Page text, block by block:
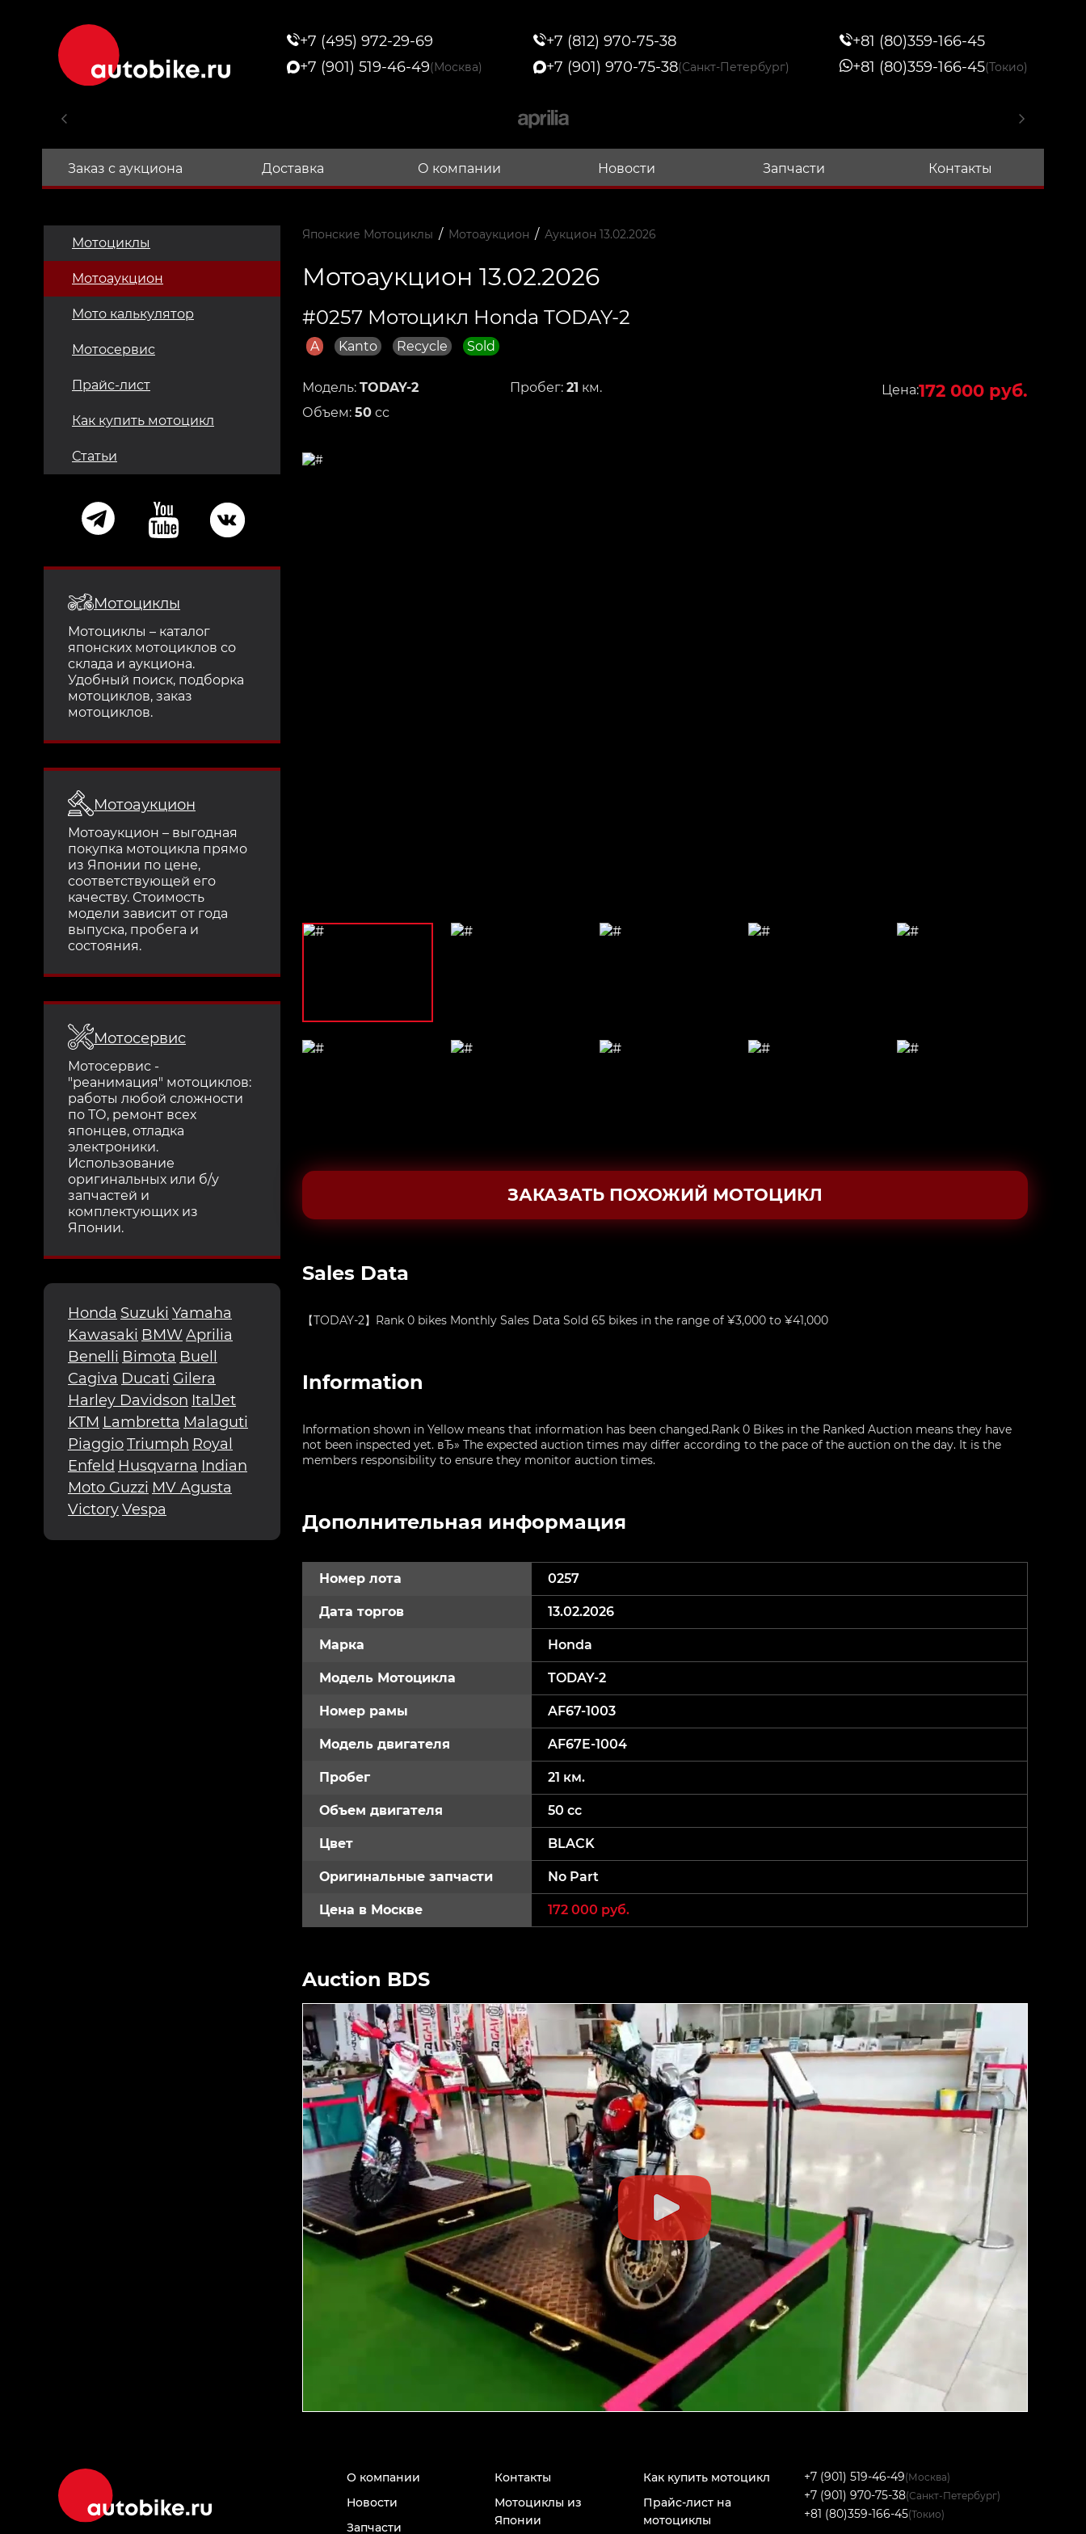
+7 (495) 972-29-69
+7 (901) 519-46-49(Москва)
+7 (812) 970-75-38
+7 (901) 970-75-38(Санкт-Петербург)
+81 (80)359-166-45
+81 (80)359-166-45(Токио)
Заказ с аукциона Доставка О компании Новости Запчасти Контакты
Мотоциклы
Мотоаукцион
Мото калькулятор
Мотосервис
Прайс-лист
Как купить мотоцикл
Статьи
Мотоциклы
Мотоциклы – каталог
японских мотоциклов со
склада и аукциона.
Удобный поиск, подборка
мотоциклов, заказ
мотоциклов.
Мотоаукцион
Мотоаукцион – выгодная
покупка мотоцикла прямо
из Японии по цене,
соответствующей его
качеству. Стоимость
модели зависит от года
выпуска, пробега и
состояния.
Мотосервис
Мотосервис -
"реанимация" мотоциклов:
работы любой сложности
по ТО, ремонт всех
японцев, отладка
электроники.
Использование
оригинальных или б/у
запчастей и
комплектующих из
Японии.
Honda Suzuki Yamaha
Kawasaki BMWAprilia
Benelli Bimota Buell
Cagiva Ducati Gilera
Harley Davidson ItalJet
KTM Lambretta Malaguti
PiaggioTriumph Royal
Enfeld Husqvarna Indian
Moto Guzzi MV Agusta
VictoryVespa
Японские Мотоциклы / Мотоаукцион / Аукцион 13.02.2026
Мотоаукцион 13.02.2026
#0257 Мотоцикл Honda TODAY-2
A Kanto Recycle Sold
Модель: TODAY-2
Объем: 50сс
Пробег: 21 км. Цена:172 000 руб.
ЗАКАЗАТЬ ПОХОЖИЙ МОТОЦИКЛ
Sales Data
【TODAY-2】Rank 0 bikes Monthly Sales Data Sold 65 bikes in the range of ¥3,000 to ¥41,000
Information
Information shown in Yellow means that information has been changed.Rank 0 Bikes in the Ranked Auction means they have
not been inspected yet. вЂ» The expected auction times may differ according to the pace of the auction on the day. It is the
members responsibility to ensure they monitor auction times.
Дополнительная информация
Номер лота 0257
Дата торгов 13.02.2026
Марка Honda
Модель Мотоцикла TODAY-2
Номер рамы AF67-1003
Модель двигателя AF67E-1004
Пробег 21 км.
Объем двигателя 50 cc
Цвет BLACK
Оригинальные запчасти No Part
Цена в Москве 172 000 руб.
Auction BDS
О компании
Новости
Запчасти
Контакты
Мотоциклы из
Японии
Как купить мотоцикл
Прайс-лист на
мотоциклы
+7 (901) 519-46-49(Москва)
+7 (901) 970-75-38(Санкт-Петербург)
+81 (80)359-166-45(Токио)